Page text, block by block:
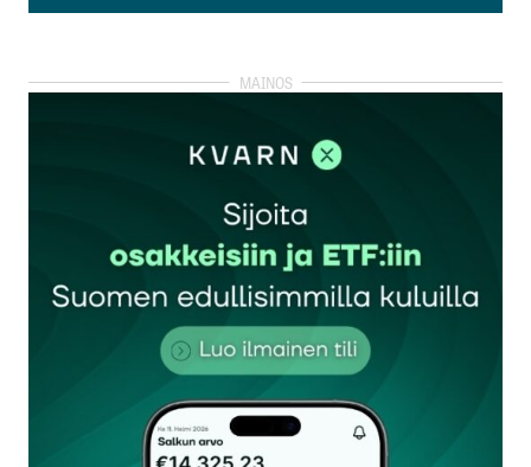
Lisää kommentti
kirjautua
rekisteröityä
Sähköpostiosoitettasi ei julkaista.Pakolliset
kentät on merkitty*
Kommentti*